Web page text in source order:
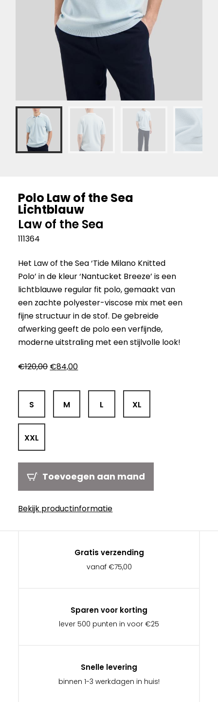
Polo Law of the Sea
Lichtblauw
Law of the Sea
111364
Het Law of the Sea ‘Tide Milano Knitted
Polo’ in de kleur ‘Nantucket Breeze’ is een
lichtblauwe regular fit polo, gemaakt van
een zachte polyester-viscose mix met een
fijne structuur in de stof. De gebreide
afwerking geeft de polo een verfijnde,
moderne uitstraling met een stijlvolle look!
€120,00 Oorspronkelijke
was:
€120,00.
€84,00Huidige
is:
€84,00.
S M L XL
XXL
Toevoegen aan mand
Bekijk productinformatie
Gratis verzending
vanaf €75,00
Sparen voor korting
lever 500 punten in voor €25
Snelle levering
binnen 1-3 werkdagen in huis!